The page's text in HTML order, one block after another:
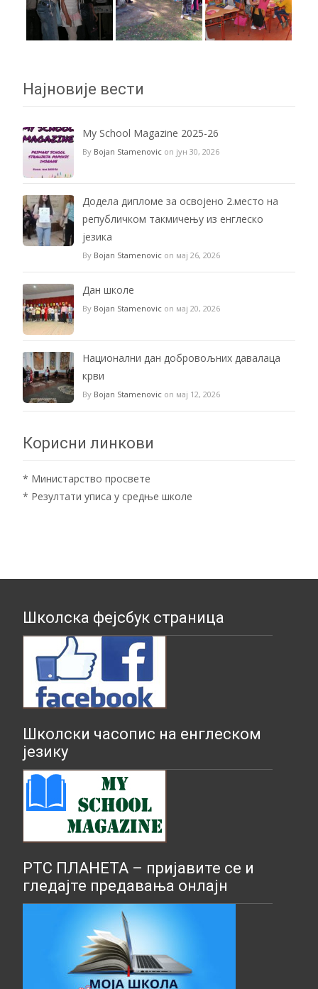
Најновије вести
My School Magazine 2025-26
By Bojan Stamenovic on јун 30, 2026
Додела дипломе за освојено 2.место на
републичком такмичењу из енглеско
језика
By Bojan Stamenovic on мај 26, 2026
Дан школе
By Bojan Stamenovic on мај 20, 2026
Национални дан добровољних давалаца
крви
By Bojan Stamenovic on мај 12, 2026
Корисни линкови
* Министарство просвете
* Резултати уписа у средње школе
Школска фејсбук страница
Школски часопис на енглеском
језику
РТС ПЛАНЕТА – пријавите се и
гледајте предавања онлајн